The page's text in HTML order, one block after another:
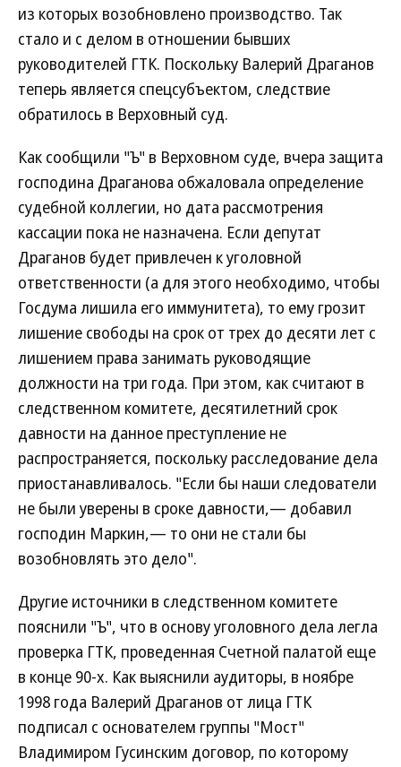
из которых возобновлено производство. Так
стало и с делом в отношении бывших
руководителей ГТК. Поскольку Валерий Драганов
теперь является спецсубъектом, следствие
обратилось в Верховный суд.
Как сообщили "Ъ" в Верховном суде, вчера защита
господина Драганова обжаловала определение
судебной коллегии, но дата рассмотрения
кассации пока не назначена. Если депутат
Драганов будет привлечен к уголовной
ответственности (а для этого необходимо, чтобы
Госдума лишила его иммунитета), то ему грозит
лишение свободы на срок от трех до десяти лет с
лишением права занимать руководящие
должности на три года. При этом, как считают в
следственном комитете, десятилетний срок
давности на данное преступление не
распространяется, поскольку расследование дела
приостанавливалось. "Если бы наши следователи
не были уверены в сроке давности,— добавил
господин Маркин,— то они не стали бы
возобновлять это дело".
Другие источники в следственном комитете
пояснили "Ъ", что в основу уголовного дела легла
проверка ГТК, проведенная Счетной палатой еще
в конце 90-х. Как выяснили аудиторы, в ноябре
1998 года Валерий Драганов от лица ГТК
подписал с основателем группы "Мост"
Владимиром Гусинским договор, по которому